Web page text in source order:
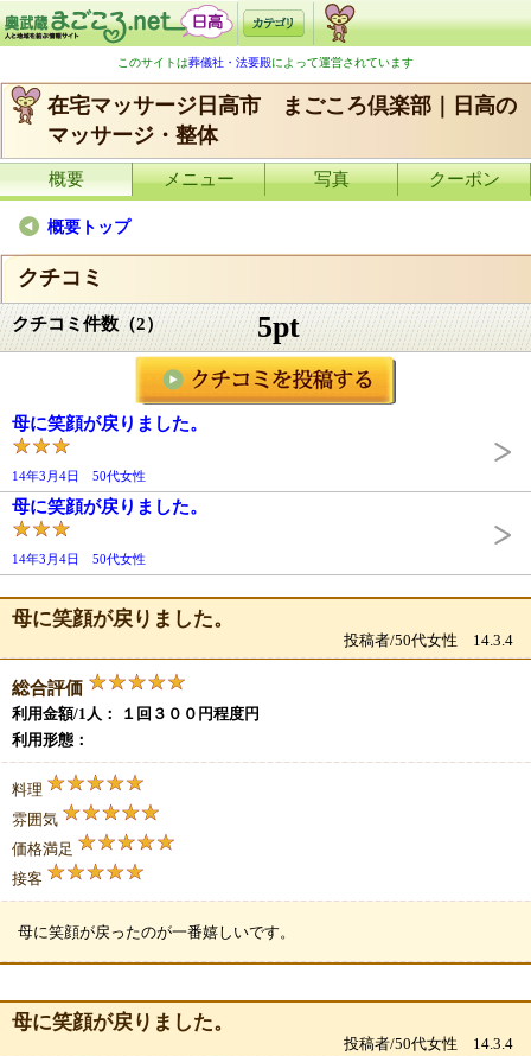
このサイトは葬儀社・法要殿によって運営されています
在宅マッサージ日高市 まごころ倶楽部｜日高の
マッサージ・整体
概要 メニュー 写真 クーポン
概要トップ
クチコミ
クチコミ件数（2） 5pt
母に笑顔が戻りました。
14年3月4日 50代女性
母に笑顔が戻りました。
14年3月4日 50代女性
母に笑顔が戻りました。
投稿者/50代女性 14.3.4
総合評価
利用金額/1人： １回３００円程度円
利用形態：
料理
雰囲気
価格満足
接客
母に笑顔が戻ったのが一番嬉しいです。
母に笑顔が戻りました。
投稿者/50代女性 14.3.4